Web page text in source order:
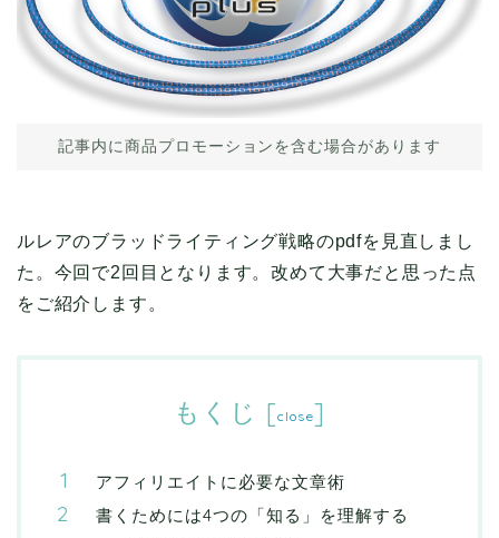
記事内に商品プロモーションを含む場合があります
ルレアのブラッドライティング戦略のpdfを見直しまし
た。今回で2回目となります。改めて大事だと思った点
をご紹介します。
もくじ [close]
アフィリエイトに必要な文章術
書くためには4つの「知る」を理解する